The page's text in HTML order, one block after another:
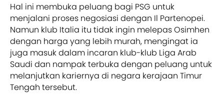
Hal ini membuka peluang bagi PSG untuk
menjalani proses negosiasi dengan Il Partenopei.
Namun klub Italia itu tidak ingin melepas Osimhen
dengan harga yang lebih murah, mengingat ia
juga masuk dalam incaran klub-klub Liga Arab
Saudi dan nampak terbuka dengan peluang untuk
melanjutkan kariernya di negara kerajaan Timur
Tengah tersebut.